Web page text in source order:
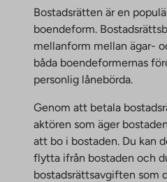
Bostadsrätten är en
boendeform.
mellanform mellan ägar-
båda boendeformernas
personlig lånebörda.
Genom att betala
aktören som äger
att bo i bostaden. Du kan
flytta ifrån bostaden och
bostadsrättsavgiften som